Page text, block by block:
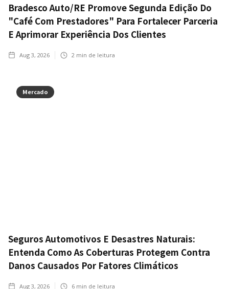
Bradesco Auto/RE Promove Segunda Edição Do
"Café Com Prestadores" Para Fortalecer Parceria
E Aprimorar Experiência Dos Clientes
Aug 3, 2026 2 min de leitura
Mercado
Seguros Automotivos E Desastres Naturais:
Entenda Como As Coberturas Protegem Contra
Danos Causados Por Fatores Climáticos
Aug 3, 2026 6 min de leitura